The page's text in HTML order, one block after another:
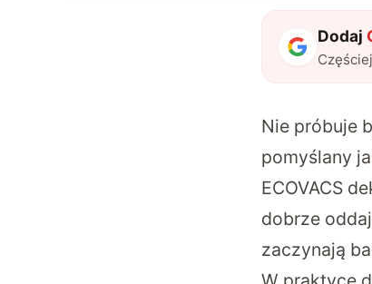
Dodaj
Nie próbuje
pomyślany
ECOVACS
dobrze
zaczynają